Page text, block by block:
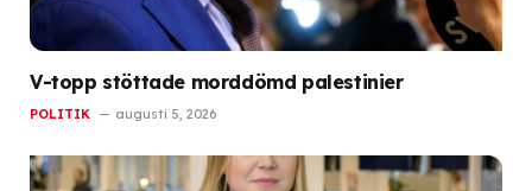
V-topp stöttade morddömd palestinier
POLITIK augusti 5, 2026